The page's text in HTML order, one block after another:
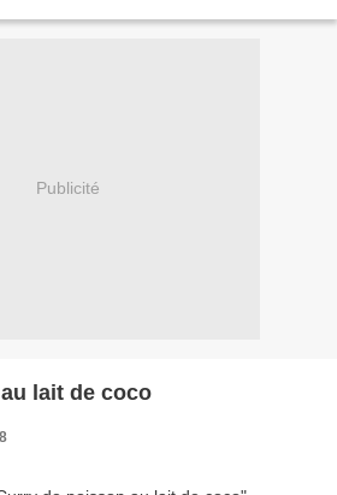
Publicité
lait de coco